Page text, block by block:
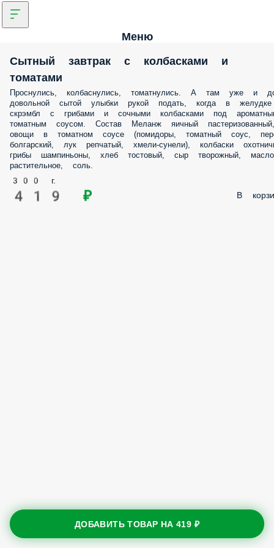
Меню
Сытный завтрак с колбасками и
томатами
Проснулись, колбаснулись, томатнулись. А там уже и
довольной сытой улыбки рукой подать, когда в желудке
скрэмбл с грибами и сочными колбасками под
томатным соусом. Состав Меланж яичный пастеризованный,
овощи в томатном соусе (помидоры, томатный соус,
болгарский, лук репчатый, хмели-сунели), колбаски
грибы шампиньоны, хлеб тостовый, сыр творожный, масло
растительное, соль.
300 г.
419 ₽ В
ДОБАВИТЬ ТОВАР НА419 ₽